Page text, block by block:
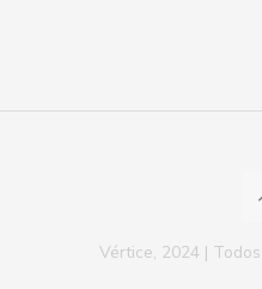
Vértice, 2024 |